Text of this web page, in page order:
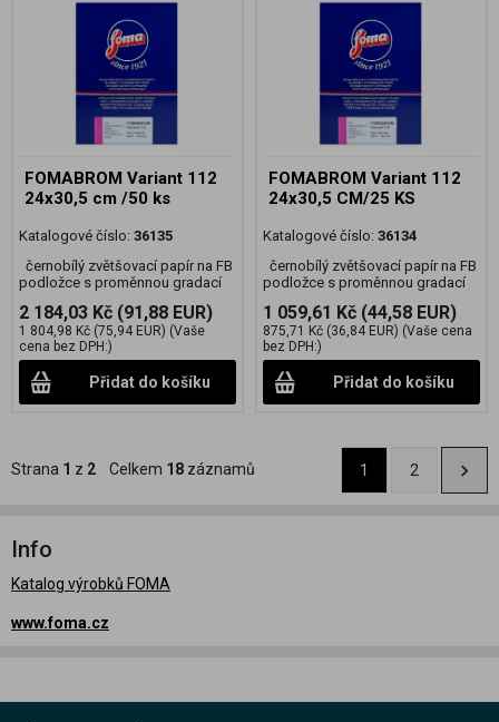
FOMABROM Variant 112
24x30,5 cm /50 ks
Katalogové číslo: 36135
černobílý zvětšovací papír na FB
podložce s proměnnou gradací
2 184,03 Kč (91,88 EUR)
1 804,98 Kč (75,94 EUR) (Vaše
cena bez DPH:)
Přidat do košíku
FOMABROM Variant 112
24x30,5 CM/25 KS
Katalogové číslo: 36134
černobílý zvětšovací papír na FB
podložce s proměnnou gradací
1 059,61 Kč (44,58 EUR)
875,71 Kč (36,84 EUR) (Vaše cena
bez DPH:)
Přidat do košíku
Strana 1 z 2 Celkem 18 záznamů 1 2
Info
Katalog výrobků FOMA
www.foma.cz